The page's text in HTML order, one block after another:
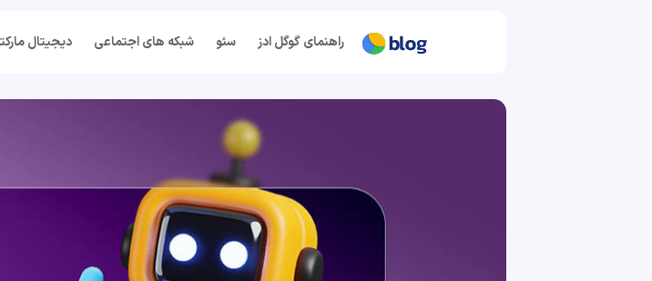
راهنمای گوگل ادز سئو شبکه های اجتماعی دیجیتال